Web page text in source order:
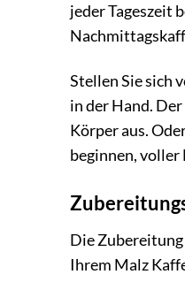
jeder Tageszeit
Stellen Sie sich
in der Hand.
Körper aus.
beginnen, voller
Die Zubereitung
Ihrem Malz